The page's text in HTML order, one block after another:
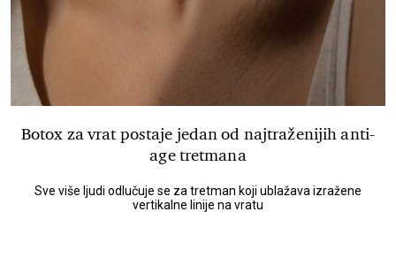
Botox za vrat postaje jedan od najtraženijih anti-
age tretmana
Sve više ljudi odlučuje se za tretman koji ublažava izražene
vertikalne linije na vratu